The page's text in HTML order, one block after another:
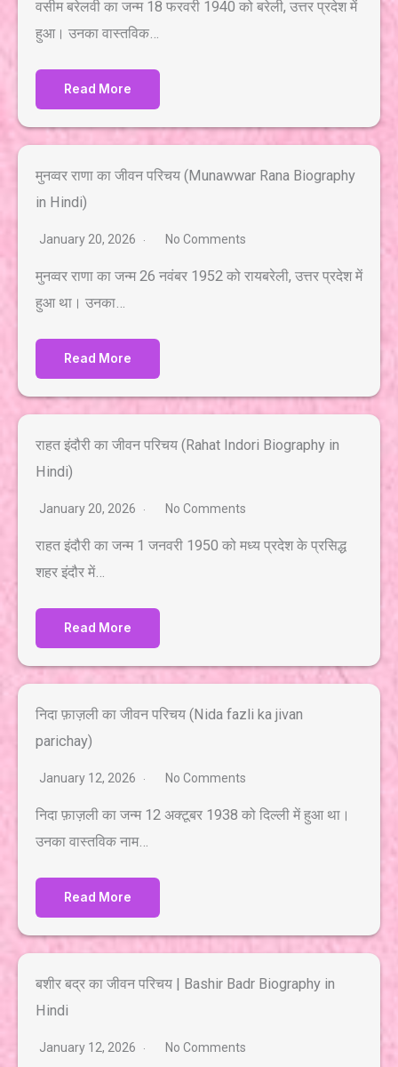
वसीम बरेलवी का जन्म 18 फरवरी 1940 को बरेली, उत्तर प्रदेश में
हुआ। उनका वास्तविक…
Read More
मुनव्वर राणा का जीवन परिचय (Munawwar Rana Biography
in Hindi)
January 20, 2026 No Comments
मुनव्वर राणा का जन्म 26 नवंबर 1952 को रायबरेली, उत्तर प्रदेश में
हुआ था। उनका…
Read More
राहत इंदौरी का जीवन परिचय (Rahat Indori Biography in
Hindi)
January 20, 2026 No Comments
राहत इंदौरी का जन्म 1 जनवरी 1950 को मध्य प्रदेश के प्रसिद्ध
शहर इंदौर में…
Read More
निदा फ़ाज़ली का जीवन परिचय (Nida fazli ka jivan
parichay)
January 12, 2026 No Comments
निदा फ़ाज़ली का जन्म 12 अक्टूबर 1938 को दिल्ली में हुआ था।
उनका वास्तविक नाम…
Read More
बशीर बद्र का जीवन परिचय | Bashir Badr Biography in
Hindi
January 12, 2026 No Comments